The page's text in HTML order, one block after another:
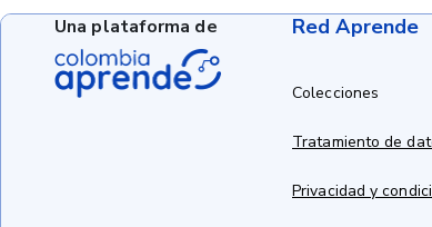
Red Aprende
Colecciones
Tratamiento de
Privacidad y
Una plataforma de